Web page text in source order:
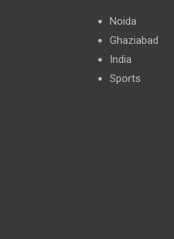
Noida
Ghaziabad
India
Sports